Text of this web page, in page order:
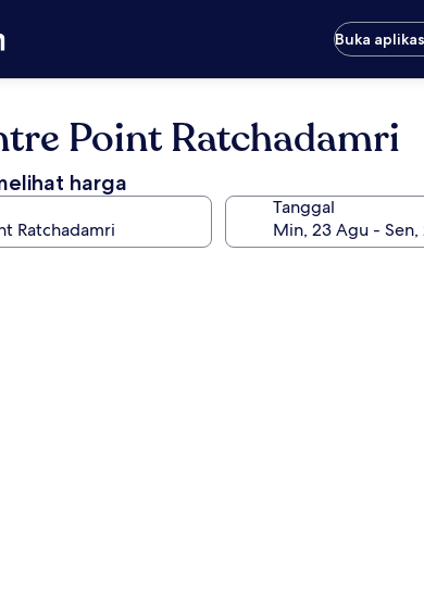
Buka
Point Ratchadamri
harga
Tanggal